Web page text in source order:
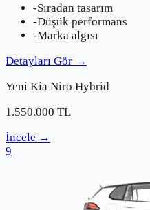
-Sıradan tasarım
-Düşük performans
-Marka algısı
Detayları Gör →
Yeni Kia Niro Hybrid
1.550.000 TL
İncele →
9